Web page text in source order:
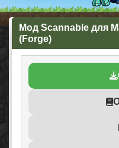
Мод Scannable для
(Forge)